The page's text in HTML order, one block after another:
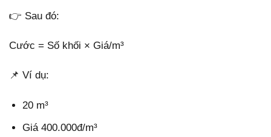
👉 Sau đó:
Cước = Số khối × Giá/m³
📌 Ví dụ:
20 m³
Giá 400.000đ/m³